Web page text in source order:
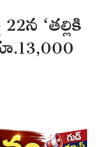
‘తల్లికి